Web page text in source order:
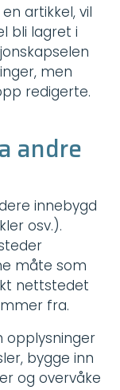
artikkel, vil
bli lagret i
men
redigerte.
andre
innebygd
osv.).
måte som
nettstedet
fra.
opplysninger
bygge inn
og overvåke